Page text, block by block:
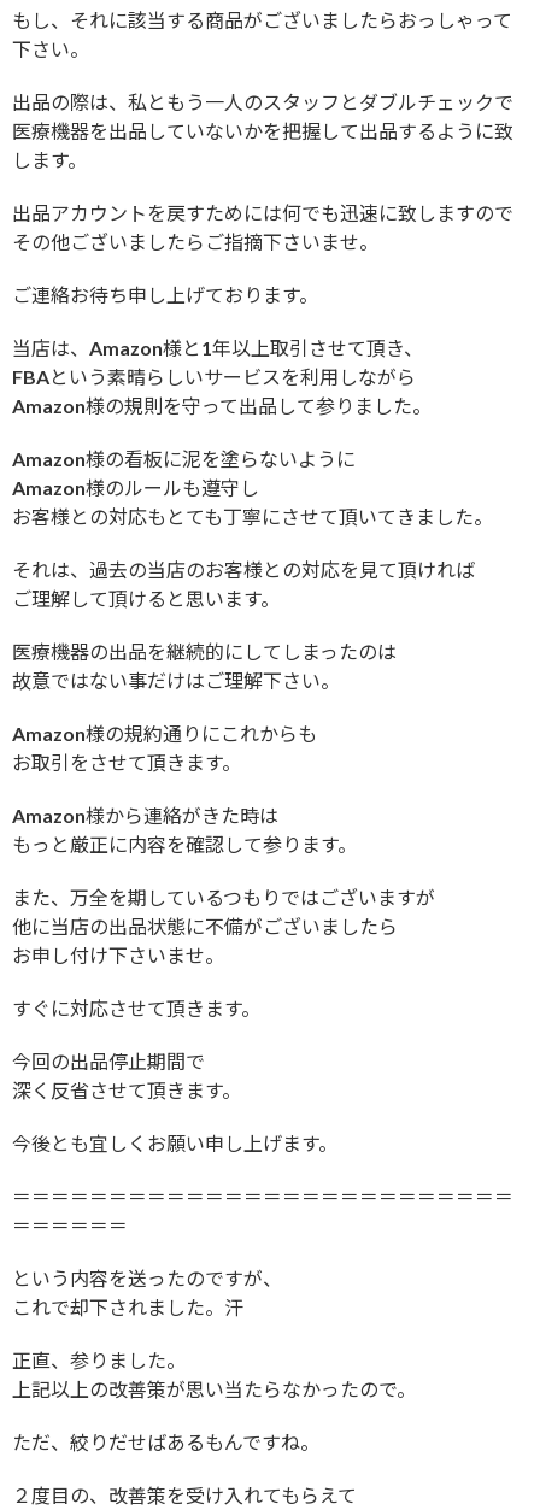
もし、それに該当する商品がございましたらおっしゃって
下さい。
出品の際は、私ともう一人のスタッフとダブルチェックで
医療機器を出品していないかを把握して出品するように致
します。
出品アカウントを戻すためには何でも迅速に致しますので
その他ございましたらご指摘下さいませ。
ご連絡お待ち申し上げております。
当店は、Amazon様と1年以上取引させて頂き、
FBAという素晴らしいサービスを利用しながら
Amazon様の規則を守って出品して参りました。
Amazon様の看板に泥を塗らないように
Amazon様のルールも遵守し
お客様との対応もとても丁寧にさせて頂いてきました。
それは、過去の当店のお客様との対応を見て頂ければ
ご理解して頂けると思います。
医療機器の出品を継続的にしてしまったのは
故意ではない事だけはご理解下さい。
Amazon様の規約通りにこれからも
お取引をさせて頂きます。
Amazon様から連絡がきた時は
もっと厳正に内容を確認して参ります。
また、万全を期しているつもりではございますが
他に当店の出品状態に不備がございましたら
お申し付け下さいませ。
すぐに対応させて頂きます。
今回の出品停止期間で
深く反省させて頂きます。
今後とも宜しくお願い申し上げます。
＝＝＝＝＝＝＝＝＝＝＝＝＝＝＝＝＝＝＝＝＝＝＝＝＝＝
＝＝＝＝＝＝
という内容を送ったのですが、
これで却下されました。汗
正直、参りました。
上記以上の改善策が思い当たらなかったので。
ただ、絞りだせばあるもんですね。
２度目の、改善策を受け入れてもらえて